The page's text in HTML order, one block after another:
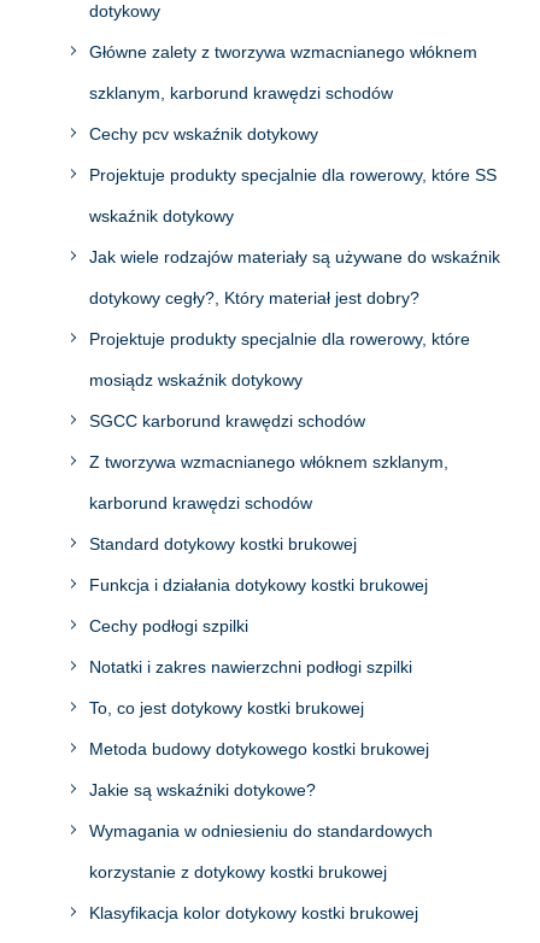
dotykowy
Główne zalety z tworzywa wzmacnianego włóknem
szklanym, karborund krawędzi schodów
Cechy pcv wskaźnik dotykowy
Projektuje produkty specjalnie dla rowerowy, które SS
wskaźnik dotykowy
Jak wiele rodzajów materiały są używane do wskaźnik
dotykowy cegły?, Który materiał jest dobry?
Projektuje produkty specjalnie dla rowerowy, które
mosiądz wskaźnik dotykowy
SGCC karborund krawędzi schodów
Z tworzywa wzmacnianego włóknem szklanym,
karborund krawędzi schodów
Standard dotykowy kostki brukowej
Funkcja i działania dotykowy kostki brukowej
Cechy podłogi szpilki
Notatki i zakres nawierzchni podłogi szpilki
To, co jest dotykowy kostki brukowej
Metoda budowy dotykowego kostki brukowej
Jakie są wskaźniki dotykowe?
Wymagania w odniesieniu do standardowych
korzystanie z dotykowy kostki brukowej
Klasyfikacja kolor dotykowy kostki brukowej